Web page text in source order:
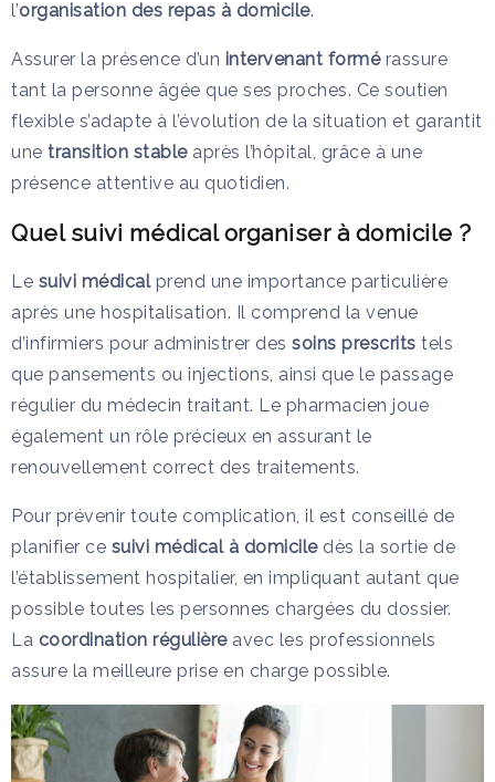
l’organisation des repas à domicile.
Assurer la présence d’un intervenant formérassure
tant la personne âgée que ses proches. Ce soutien
flexible s’adapte à l’évolution de la situation et garantit
une transition stableaprès l’hôpital, grâce à une
présence attentive au quotidien.
Quel suivi médical organiser à domicile ?
Le suivi médicalprend une importance particulière
après une hospitalisation. Il comprend la venue
d’infirmiers pour administrer des soins prescrits tels
que pansements ou injections, ainsi que le passage
régulier du médecin traitant. Le pharmacien joue
également un rôle précieux en assurant le
renouvellement correct des traitements.
Pour prévenir toute complication, il est conseillé de
planifier ce suivi médical à domiciledès la sortie de
l’établissement hospitalier, en impliquant autant que
possible toutes les personnes chargées du dossier.
La coordination régulièreavec les professionnels
assure la meilleure prise en charge possible.